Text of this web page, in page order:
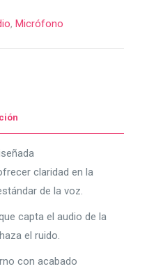
, Micrófono
claridad en la
de la voz.
capta el audio de la
el ruido.
con acabado